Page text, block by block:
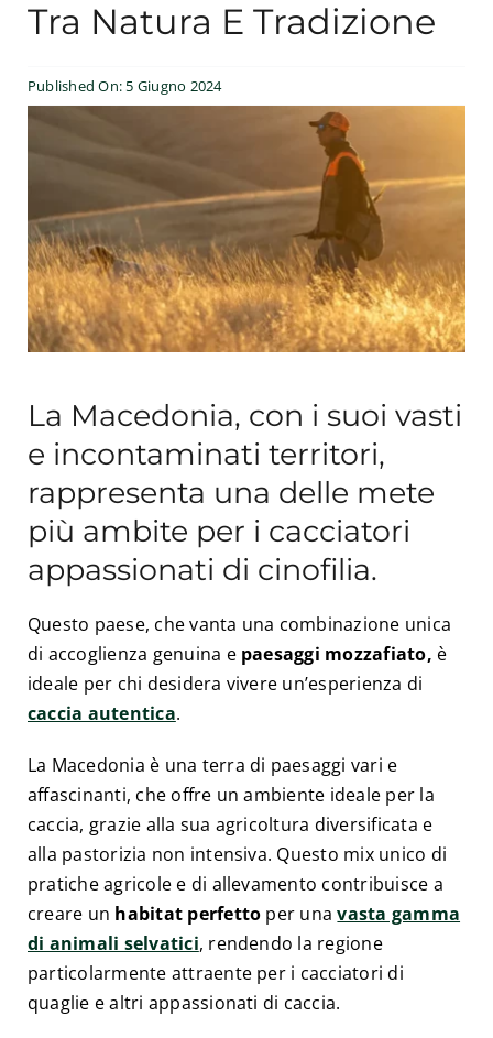
Esperienze
#We Fish
Preventivo online
Tra Natura E Tradizione
Published On: 5 Giugno 2024
La Macedonia, con i suoi vasti
e incontaminati territori,
rappresenta una delle mete
più ambite per i cacciatori
appassionati di cinofilia.
Questo paese, che vanta una combinazione unica
di accoglienza genuina epaesaggi mozzafiato, è
ideale per chi desidera vivere un’esperienza di
caccia autentica.
La Macedonia è una terra di paesaggi vari e
affascinanti, che offre un ambiente ideale per la
caccia, grazie alla sua agricoltura diversificata e
alla pastorizia non intensiva. Questo mix unico di
pratiche agricole e di allevamento contribuisce a
creare un habitat perfetto per unavasta gamma
di animali selvatici, rendendo la regione
particolarmente attraente per i cacciatori di
quaglie e altri appassionati di caccia.